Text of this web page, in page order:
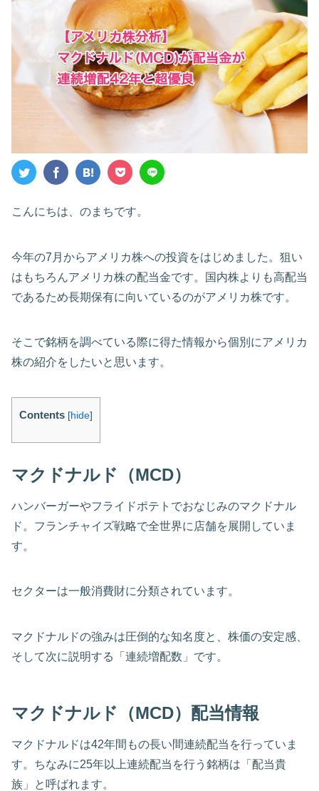
こんにちは、のまちです。
今年の7月からアメリカ株への投資をはじめました。狙い
はもちろんアメリカ株の配当金です。国内株よりも高配当
であるため長期保有に向いているのがアメリカ株です。
そこで銘柄を調べている際に得た情報から個別にアメリカ
株の紹介をしたいと思います。
Contents [hide]
マクドナルド（MCD）
ハンバーガーやフライドポテトでおなじみのマクドナル
ド。フランチャイズ戦略で全世界に店舗を展開していま
す。
セクターは一般消費財に分類されています。
マクドナルドの強みは圧倒的な知名度と、株価の安定感、
そして次に説明する「連続増配数」です。
マクドナルド（MCD）配当情報
マクドナルドは42年間もの長い間連続配当を行っていま
す。ちなみに25年以上連続配当を行う銘柄は「配当貴
族」と呼ばれます。